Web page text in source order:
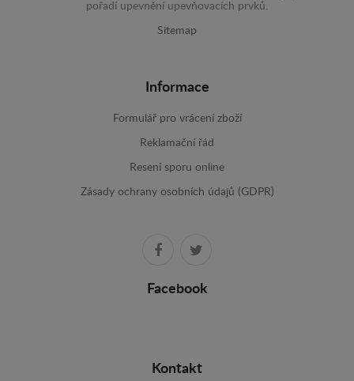
pořadí upevnění upevňovacích prvků.
Sitemap
Informace
Formulář pro vrácení zboží
Reklamační řád
Resení sporu online
Zásady ochrany osobních údajů (GDPR)
Facebook
Kontakt